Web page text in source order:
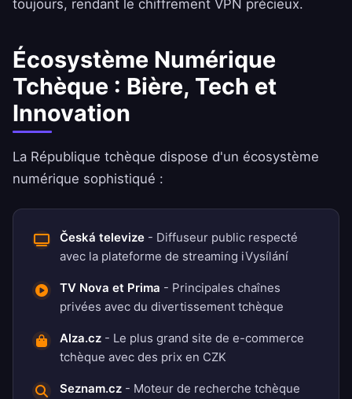
toujours, rendant le chiffrement VPN précieux.
Écosystème Numérique
Tchèque : Bière, Tech et
Innovation
La République tchèque dispose d'un écosystème
numérique sophistiqué :
Česká televize - Diffuseur public respecté
avec la plateforme de streaming iVysílání
TV Nova et Prima - Principales chaînes
privées avec du divertissement tchèque
Alza.cz - Le plus grand site de e-commerce
tchèque avec des prix en CZK
Seznam.cz - Moteur de recherche tchèque